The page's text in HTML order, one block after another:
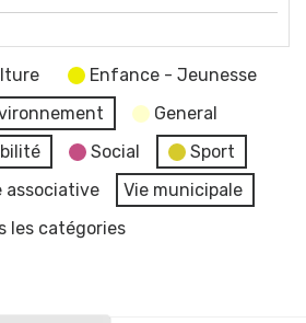
Enfance - Jeunesse
General
Social
Sport
associative
Vie municipale
les catégories